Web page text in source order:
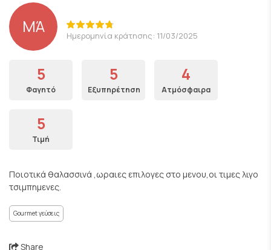
ΜΆ Ημερομηνία κράτησης: 11/03/2025
5
Φαγητό
5
Εξυπηρέτηση
4
Ατμόσφαιρα
5
Τιμή
Ποιοτικά θαλασσινά ,ωραιες επιλογες στο μενου,οι τιμες λιγο
τσιμπημενες.
Gourmet γεύσεις
Share